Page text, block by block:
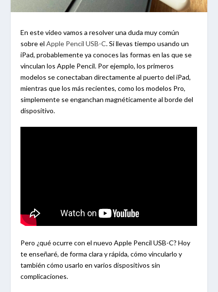
En este video vamos a resolver una duda muy común
sobre elApple Pencil USB-C. Si llevas tiempo usando un
iPad, probablemente ya conoces las formas en las que se
vinculan los Apple Pencil. Por ejemplo, los primeros
modelos se conectaban directamente al puerto del iPad,
mientras que los más recientes, como los modelos Pro,
simplemente se enganchan magnéticamente al borde del
dispositivo.
Pero ¿qué ocurre con el nuevo Apple Pencil USB-C? Hoy
te enseñaré, de forma clara y rápida, cómo vincularlo y
también cómo usarlo en varios dispositivos sin
complicaciones.